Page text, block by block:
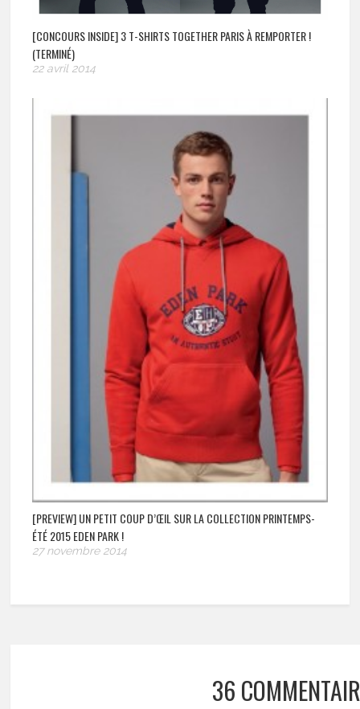
[CONCOURS INSIDE] 3 T-SHIRTS TOGETHER PARIS À REMPORTER !
(TERMINÉ)
22 avril 2014
[PREVIEW] UN PETIT COUP D’ŒIL SUR LA COLLECTION PRINTEMPS-
ÉTÉ 2015 EDEN PARK !
27 novembre 2014
36